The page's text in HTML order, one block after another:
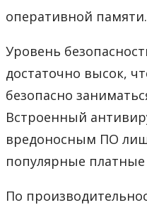
оперативной памяти.
Уровень
достаточно высок,
безопасно
Встроенный
вредоносным ПО
популярные
По